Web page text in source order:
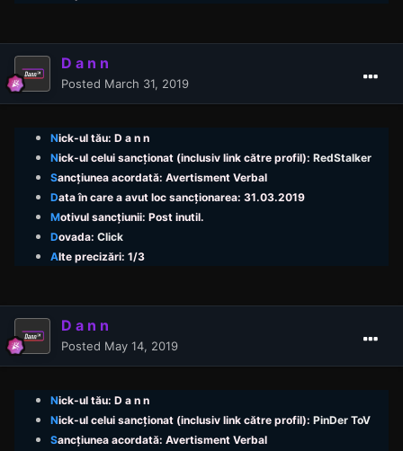
D a n n
Posted March 31, 2019
Nick-ul tău: D a n n
Nick-ul celui sancționat (inclusiv link către profil): RedStalker
Sancțiunea acordată: Avertisment Verbal
Data în care a avut loc sancționarea: 31.03.2019
Motivul sancțiunii: Post inutil.
Dovada: Click
Alte precizări: 1/3
D a n n
Posted May 14, 2019
Nick-ul tău: D a n n
Nick-ul celui sancționat (inclusiv link către profil): PinDer ToV
Sancțiunea acordată: Avertisment Verbal